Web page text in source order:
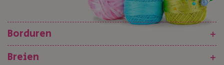
Borduren
+
Breien
+